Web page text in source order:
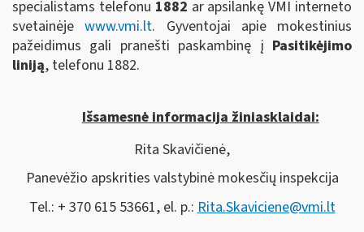
specialistams telefonu 1882 ar apsilankę VMI interneto
svetainėjewww.vmi.lt. Gyventojai apie mokestinius
pažeidimus gali pranešti paskambinę į Pasitikėjimo
liniją, telefonu 1882.
Išsamesnė informacija žiniasklaidai:
Rita Skavičienė,
Panevėžio apskrities valstybinė mokesčių inspekcija
Tel.: + 370 615 53661, el. p.: Rita.Skaviciene@vmi.lt